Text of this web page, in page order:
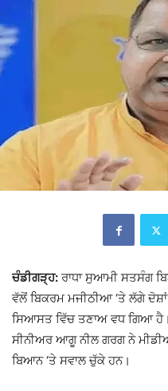
ਚੰਡੀਗੜ੍ਹ: ਰਾਧਾ ਸੁਆਮੀ ਸਤਸੰਗ
ਵੱਲੋਂ ਬਿਕਰਮ ਮਜੀਠੀਆ ‘ਤੇ ਲੱਗੇ
ਸਿਆਸਤ ਵਿੱਚ ਤਣਾਅ ਵਧ ਗਿਆ
ਸੀਨੀਅਰ ਆਗੂ ਨੀਲ ਗਰਗ ਨੇ
ਬਿਆਨ ‘ਤੇ ਸਵਾਲ ਚੁੱਕੇ ਹਨ।